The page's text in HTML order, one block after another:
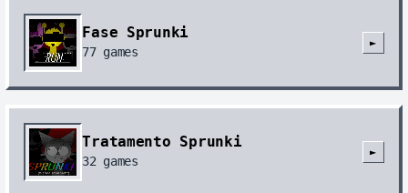
Fase Sprunki
77games
►
Tratamento Sprunki
32games
►